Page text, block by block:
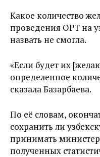
Какое количество
проведения ОРТ на
назвать не смогла.
«Если будет их
определенное
сказала Базарбаева.
По её словам,
сохранить ли
принимать
полученных